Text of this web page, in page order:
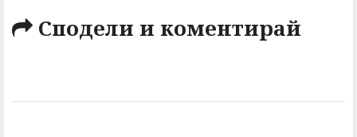
Сподели и коментирай